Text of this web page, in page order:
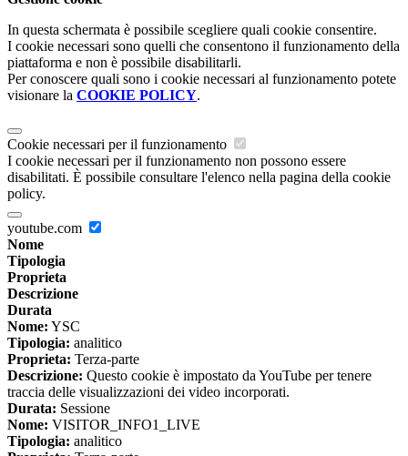
In questa schermata è possibile scegliere quali cookie consentire.
I cookie necessari sono quelli che consentono il funzionamento della
piattaforma e non è possibile disabilitarli.
Per conoscere quali sono i cookie necessari al funzionamento potete
visionare la COOKIE POLICY.
Cookie necessari per il funzionamento
I cookie necessari per il funzionamento non possono essere
disabilitati. È possibile consultare l'elenco nella pagina della cookie
policy.
youtube.com
Nome
Tipologia
Proprieta
Descrizione
Durata
Nome: YSC
Tipologia: analitico
Proprieta: Terza-parte
Descrizione: Questo cookie è impostato da YouTube per tenere
traccia delle visualizzazioni dei video incorporati.
Durata: Sessione
Nome: VISITOR_INFO1_LIVE
Tipologia: analitico